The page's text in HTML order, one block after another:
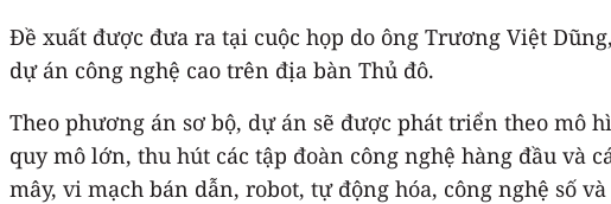
Đề xuất được đưa ra tại cuộc họp do ông Trương Việt
dự án công nghệ cao trên địa bàn Thủ đô.
Theo phương án sơ bộ, dự án sẽ được phát triển theo
quy mô lớn, thu hút các tập đoàn công nghệ hàng đầu
mây, vi mạch bán dẫn, robot, tự động hóa, công nghệ số